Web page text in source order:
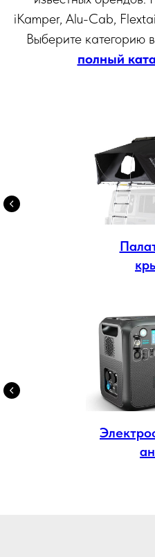
iKamper, Alu-Cab,
Выберите категорию
полный